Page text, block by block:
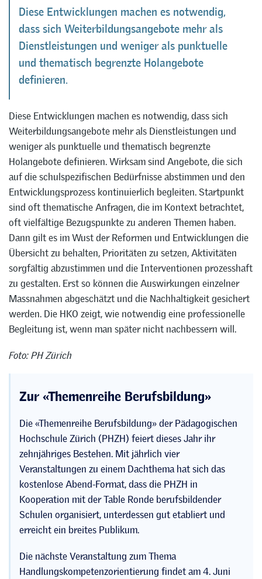
Diese Entwicklungen machen es notwendig,
dass sich Weiterbildungsangebote mehr als
Dienstleistungen und weniger als punktuelle
und thematisch begrenzte Holangebote
definieren.
Diese Entwicklungen machen es notwendig, dass sich
Weiterbildungsangebote mehr als Dienstleistungen und
weniger als punktuelle und thematisch begrenzte
Holangebote definieren. Wirksam sind Angebote, die sich
auf die schulspezifischen Bedürfnisse abstimmen und den
Entwicklungsprozess kontinuierlich begleiten. Startpunkt
sind oft thematische Anfragen, die im Kontext betrachtet,
oft vielfältige Bezugspunkte zu anderen Themen haben.
Dann gilt es im Wust der Reformen und Entwicklungen die
Übersicht zu behalten, Prioritäten zu setzen, Aktivitäten
sorgfältig abzustimmen und die Interventionen prozesshaft
zu gestalten. Erst so können die Auswirkungen einzelner
Massnahmen abgeschätzt und die Nachhaltigkeit gesichert
werden. Die HKO zeigt, wie notwendig eine professionelle
Begleitung ist, wenn man später nicht nachbessern will.
Foto: PH Zürich
Zur «Themenreihe Berufsbildung»
Die «Themenreihe Berufsbildung» der Pädagogischen
Hochschule Zürich (PHZH) feiert dieses Jahr ihr
zehnjähriges Bestehen. Mit jährlich vier
Veranstaltungen zu einem Dachthema hat sich das
kostenlose Abend-Format, dass die PHZH in
Kooperation mit der Table Ronde berufsbildender
Schulen organisiert, unterdessen gut etabliert und
erreicht ein breites Publikum.
Die nächste Veranstaltung zum Thema
Handlungskompetenzorientierung findet am 4. Juni